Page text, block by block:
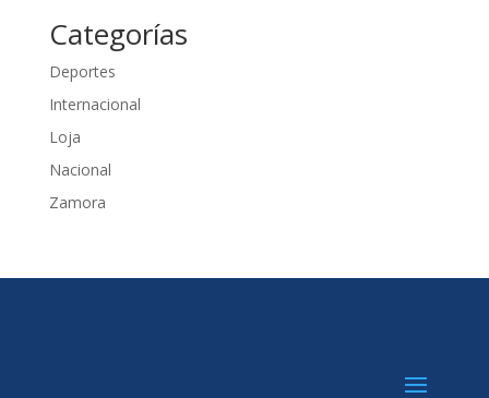
Categorías
Deportes
Internacional
Loja
Nacional
Zamora